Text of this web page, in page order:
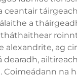
a
ag
na